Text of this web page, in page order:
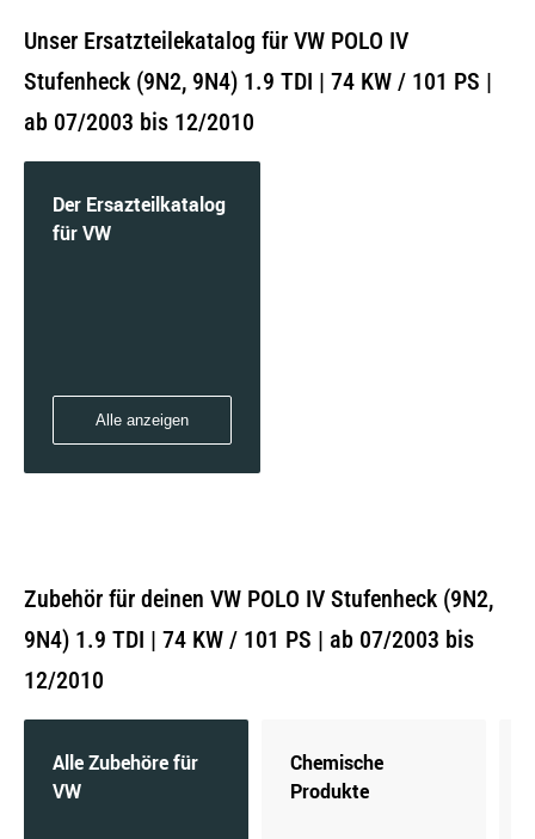
Unser Ersatzteilekatalog für VW POLO IV
Stufenheck (9N2, 9N4) 1.9 TDI | 74 KW / 101 PS |
ab 07/2003 bis 12/2010
Der Ersazteilkatalog
für VW
Alle anzeigen
Zubehör für deinen VW POLO IV Stufenheck (9N2,
9N4) 1.9 TDI | 74 KW / 101 PS | ab 07/2003 bis
12/2010
Alle Zubehöre für
VW
Chemische
Produkte